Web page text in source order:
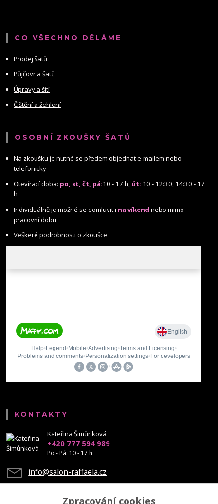
CO VŠECHNO DĚLÁME
Prodej šatů
Půjčovna šatů
Úpravy a šití
Čištění a žehlení
OSOBNÍ ZKOUŠKY ŠATŮ
Na zkoušku je nutné se předem objednat e-mailem nebo
telefonicky
Otevírací doba: po, st, čt, pá:10 - 17 h, út: 10 - 12:30, 14:30 - 17
h
Individuálně je možné se domluvit i na víkend nebo mimo
pracovní dobu
Veškerépodrobnosti o zkoušce
KONTAKTY
Kateřina Šimůnková
+420 777 594 989
Po - Pá: 10 - 17 h
info@salon-raffaela.cz
Zpracování cookies